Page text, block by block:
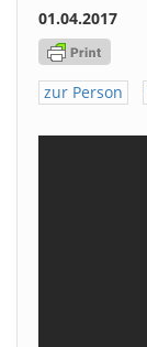
01.04.2017
zur Person